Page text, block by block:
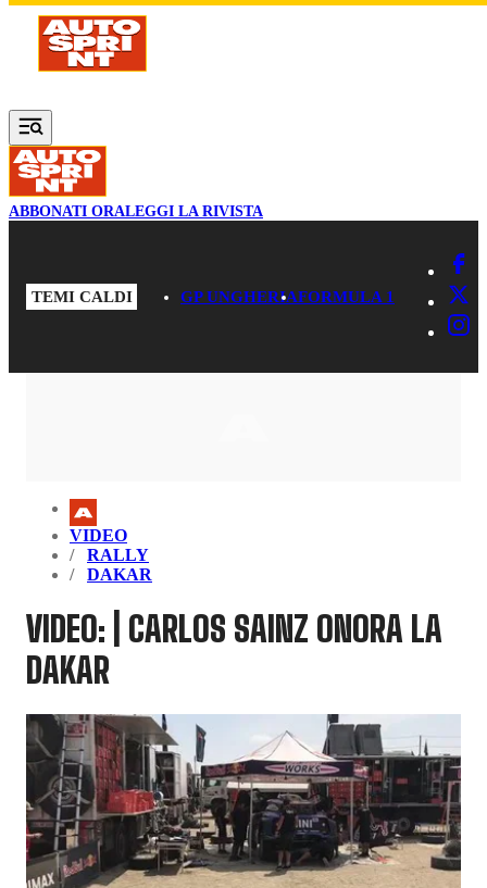
Vai al contenuto principale
ABBONATI ORALEGGI LA RIVISTA
TEMI CALDI GP UNGHERIAFORMULA 1
VIDEO
RALLY
DAKAR
VIDEO: | CARLOS SAINZ ONORA LA
DAKAR